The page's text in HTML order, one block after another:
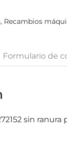
, Recambios
Formulario de
sin ranura